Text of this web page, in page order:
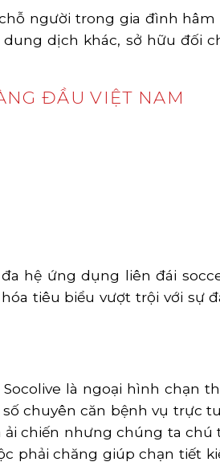
người trong gia đình
dịch khác, sở hữu đối
ĐẦU VIỆT NAM
hệ ứng dụng liên đái
tiêu biểu vượt trội với sự
là ngoại hình chạn
chuyên căn bệnh vụ trực
chiến nhưng chúng ta chú
phải chăng giúp chạn tiết